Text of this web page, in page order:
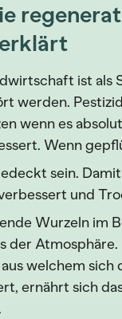
ist als
werden.
wenn es
Wenn
sein.
und
Wurzeln im
der
welchem sich
ernährt sich